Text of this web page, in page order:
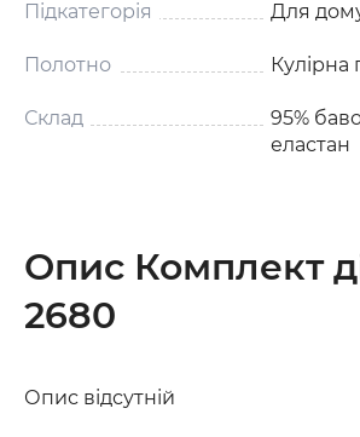
Підкатегорія Для
Полотно Кулірна
Склад
95%
еластан
Опис Комплект
2680
Опис відсутній